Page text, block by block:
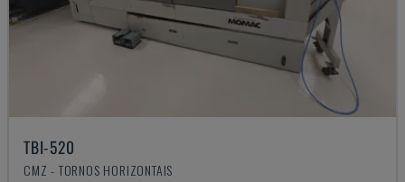
TBI-520
CMZ - TORNOS HORIZONTAIS